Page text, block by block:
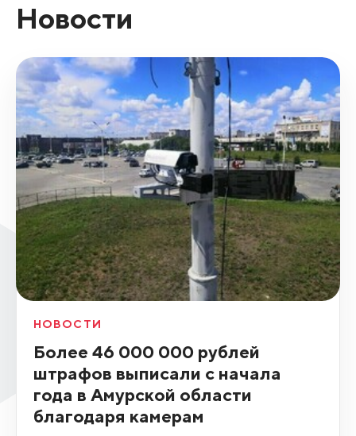
Новости
НОВОСТИ
Более 46 000 000 рублей
штрафов выписали с начала
года в Амурской области
благодаря камерам